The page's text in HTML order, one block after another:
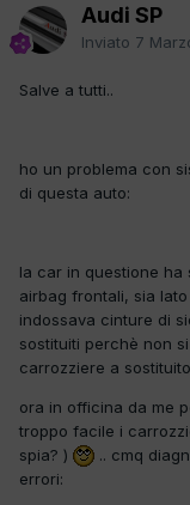
Audi SP
Inviato 7
Salve a tutti..
ho un problema con
di questa auto:
la car in questione
airbag frontali, sia
indossava cinture di
sostituiti perchè non
carrozziere a
ora in officina da me
troppo facile i
spia? )
.. cmq
errori: